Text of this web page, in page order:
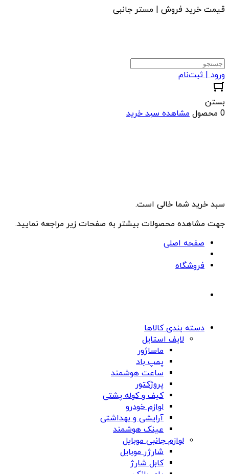
قیمت خرید فروش | مستر جانبی
ورود | ثبت‌نام
بستن
0 محصول
مشاهده سبد خرید
سبد خرید شما خالی است.
جهت مشاهده محصولات بیشتر به صفحات زیر مراجعه نمایید.
صفحه اصلی
فروشگاه
دسته بندی کالاها
لایف استایل
ماساژور
پمپ باد
ساعت هوشمند
پروژکتور
کیف و کوله پشتی
لوازم خودرو
آرایشی و بهداشتی
عینک هوشمند
لوازم جانبی موبایل
شارژر موبایل
کابل شارژ